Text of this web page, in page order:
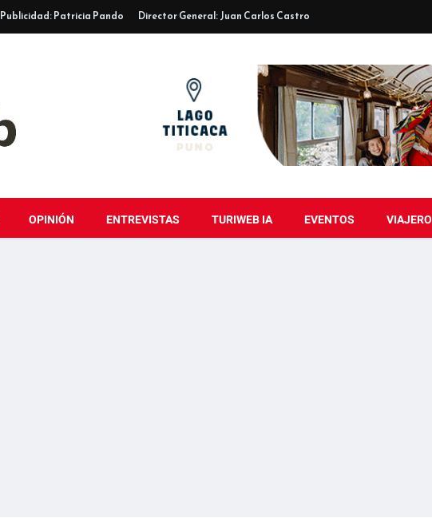
Publicidad: Patricia Pando Director General: Juan Carlos Castro
OPINIÓN ENTREVISTAS TURIWEB IA EVENTOS VIAJERO